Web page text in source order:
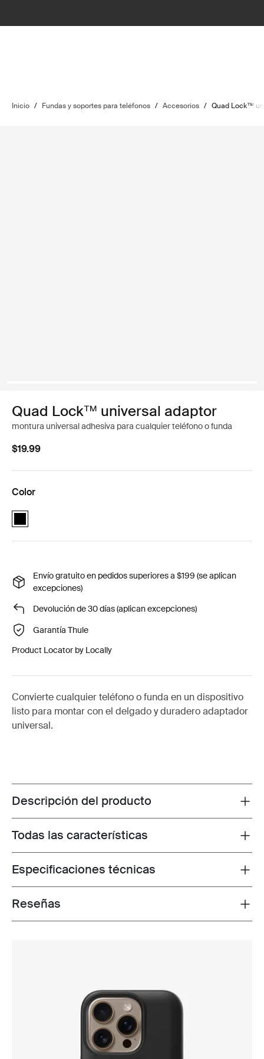
Inicio / Fundas y soportes para teléfonos / Accesorios / Quad Lock™
Quad Lock™ universal adaptor
montura universal adhesiva para cualquier teléfono o funda
$19.99
Color
Quad Lock™ universal adaptor Negro (selected)
Envío gratuito en pedidos superiores a $199 (se aplican
excepciones)
Devolución de 30 días (aplican excepciones)
Garantía Thule
Product Locator by Locally
Convierte cualquier teléfono o funda en un dispositivo
listo para montar con el delgado y duradero adaptador
universal.
Toggle overview
Descripción del producto
Toggle features
Todas las características
Toggle techspec
Especificaciones técnicas
Toggle overview
Reseñas